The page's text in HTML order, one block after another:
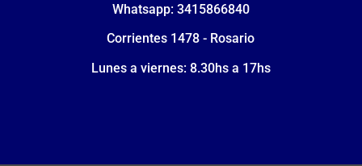
Whatsapp: 3415866840
Corrientes 1478 - Rosario
Lunes a viernes: 8.30hs a 17hs